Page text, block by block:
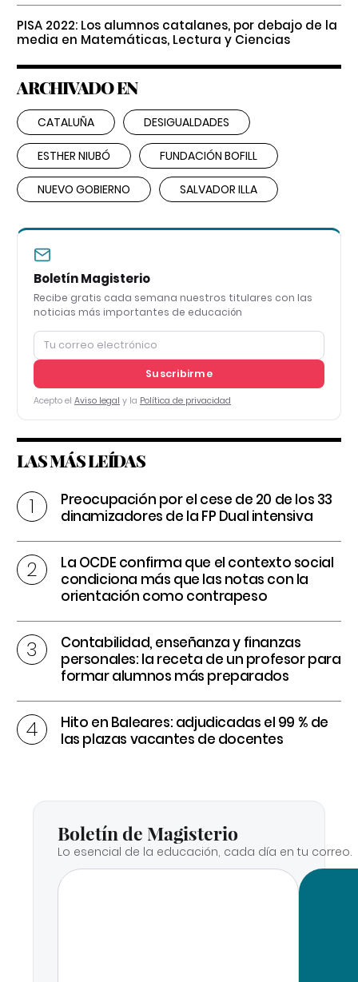
PISA 2022: Los alumnos catalanes, por debajo de la
media en Matemáticas, Lectura y Ciencias
ARCHIVADO EN
CATALUÑA DESIGUALDADES
ESTHER NIUBÓ FUNDACIÓN BOFILL
NUEVO GOBIERNO SALVADOR ILLA
Boletín Magisterio
Recibe gratis cada semana nuestros titulares con las
noticias más importantes de educación
Suscribirme
Acepto el Aviso legal y la Política de privacidad
LAS MÁS LEÍDAS
Preocupación por el cese de 20 de los 33
dinamizadores de la FP Dual intensiva
La OCDE confirma que el contexto social
condiciona más que las notas con la
orientación como contrapeso
Contabilidad, enseñanza y finanzas
personales: la receta de un profesor para
formar alumnos más preparados
Hito en Baleares: adjudicadas el 99 % de
las plazas vacantes de docentes
Boletín de Magisterio
Lo esencial de la educación, cada día en tu correo.